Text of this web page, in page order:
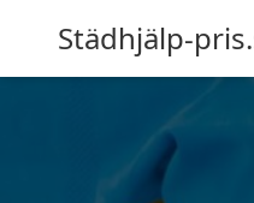
Städhjälp-